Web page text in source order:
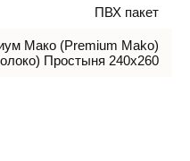
ПВХ пакет
Мако (Premium Mako)
Простыня 240х260